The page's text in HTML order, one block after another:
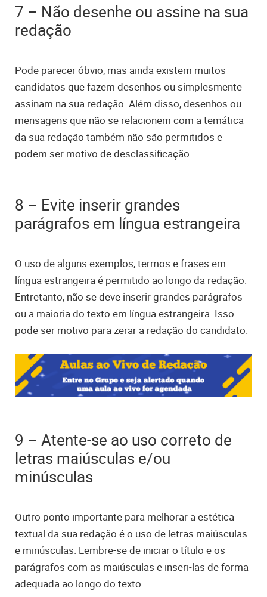
7 – Não desenhe ou assine na sua
redação
Pode parecer óbvio, mas ainda existem muitos
candidatos que fazem desenhos ou simplesmente
assinam na sua redação. Além disso, desenhos ou
mensagens que não se relacionem com a temática
da sua redação também não são permitidos e
podem ser motivo de desclassificação.
8 – Evite inserir grandes
parágrafos em língua estrangeira
O uso de alguns exemplos, termos e frases em
língua estrangeira é permitido ao longo da redação.
Entretanto, não se deve inserir grandes parágrafos
ou a maioria do texto em língua estrangeira. Isso
pode ser motivo para zerar a redação do candidato.
9 – Atente-se ao uso correto de
letras maiúsculas e/ou
minúsculas
Outro ponto importante para melhorar a estética
textual da sua redação é o uso de letras maiúsculas
e minúsculas. Lembre-se de iniciar o título e os
parágrafos com as maiúsculas e inseri-las de forma
adequada ao longo do texto.